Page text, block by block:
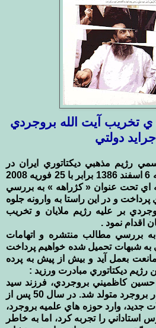
ي تخريب آيت الله بروجردي
دولتي
رژيم مذهبي ديكتاتوري ايران در
شماره ي 2229 روز دوشنبه 6 اسفند 1386 برابر با 25 فوريه 2008
اي تحت عنوان « كژراهه » به بررسي
پرداخت و در اين راستا به وارونه جلوه
بر عليه رژيم ملايان و تخريب
اقدام نمود .
به بررسي مطالب منتشره و اتهامات
به شبهات تحميل شده خواهيم پرداخت
بعمل آيد و بيش از پيش به پرده
رژيم ديكتاتوري مبادرت ورزيد :
كاظميني بروجردي، فرزند سيد
محمد علي در سال 1337 در بروجرد متولد شد. در سال 50 پس از
جديد، وارد حوزه هاي علميه بروجرد،
را تجربه كرد، اما به خاطر